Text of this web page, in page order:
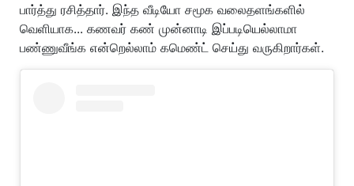
பார்த்து ரசித்தார். இந்த வீடியோ சமூக வலைதளங்களில்
வெளியாக... கணவர் கண் முன்னாடி இப்படியெல்லாமா
பண்ணுவீங்க என்றெல்லாம் கமெண்ட் செய்து வருகிறார்கள்.